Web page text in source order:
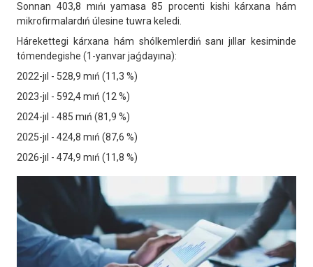
Sonnan 403,8 mıńı yamasa 85 procenti kishi kárxana hám
mikrofirmalardıń úlesine tuwra keledi.
Hárekettegi kárxana hám shólkemlerdiń sanı jıllar kesiminde
tómendegishe (1-yanvar jaǵdayına):
2022-jıl - 528,9 mıń (11,3 %)
2023-jıl - 592,4 mıń (12 %)
2024-jıl - 485 mıń (81,9 %)
2025-jıl - 424,8 mıń (87,6 %)
2026-jıl - 474,9 mıń (11,8 %)